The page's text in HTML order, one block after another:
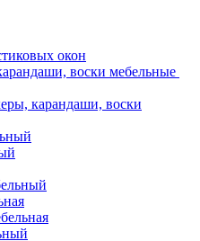
окон
воски мебельные
карандаши, воски